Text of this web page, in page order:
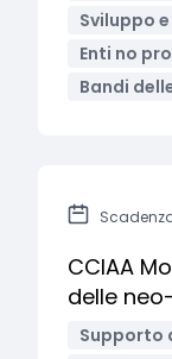
Sviluppo
Enti no
Bandi
CCIAA
delle
Supporto